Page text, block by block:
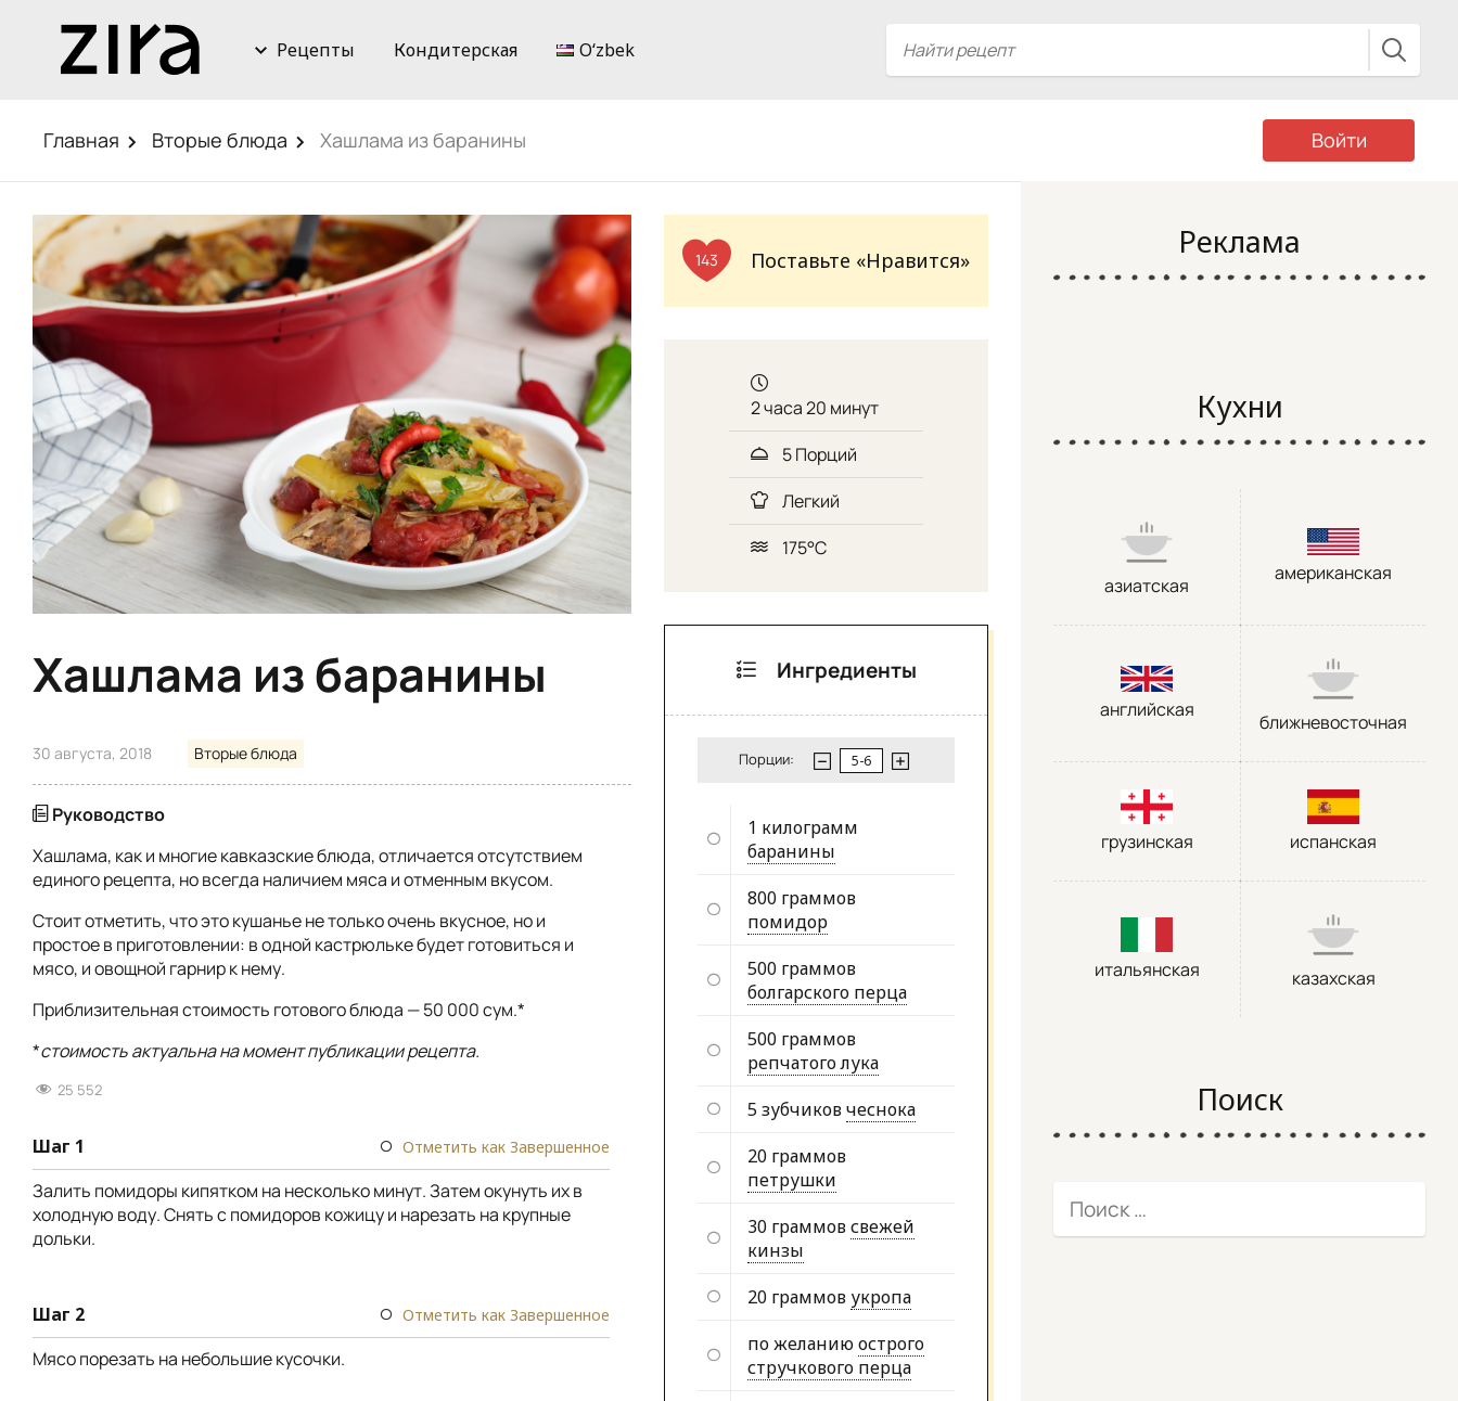
Рецепты Кондитерская Oʻzbek
Главная Вторые блюда Хашлама из баранины Войти
Хашлама из баранины
30 августа, 2018 Вторые блюда
Руководство
Хашлама, как и многие кавказские блюда, отличается отсутствием
единого рецепта, но всегда наличием мяса и отменным вкусом.
Стоит отметить, что это кушанье не только очень вкусное, но и
простое в приготовлении: в одной кастрюльке будет готовиться и
мясо, и овощной гарнир к нему.
Приблизительная стоимость готового блюда — 50 000 сум.*
*стоимость актуальна на момент публикации рецепта.
25 552
Шаг 1 Отметить как Завершенное
Залить помидоры кипятком на несколько минут. Затем окунуть их в
холодную воду. Снять с помидоров кожицу и нарезать на крупные
дольки.
Шаг 2 Отметить как Завершенное
Мясо порезать на небольшие кусочки.
143 Поставьте «Нравится»
2 часа 20 минут
5 Порций
Легкий
175°C
Ингредиенты
Порции:
1 килограмм
баранины
800 граммов
помидор
500 граммов
болгарского перца
500 граммов
репчатого лука
5 зубчиковчеснока
20 граммов
петрушки
30 граммовсвежей
кинзы
20 граммов укропа
по желаниюострого
стручкового перца
Реклама
Кухни
азиатская
американская
английская
ближневосточная
грузинская испанская
итальянская казахская
Поиск